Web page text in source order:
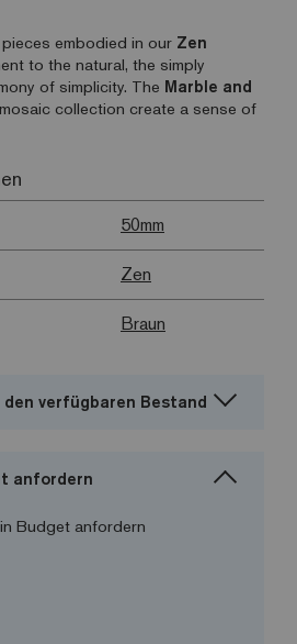
embodied in our Zen
to the natural, the simply
of simplicity. The Marble and
collection create a sense of
50mm
Zen
Braun
verfügbaren Bestand
anfordern
Budget anfordern